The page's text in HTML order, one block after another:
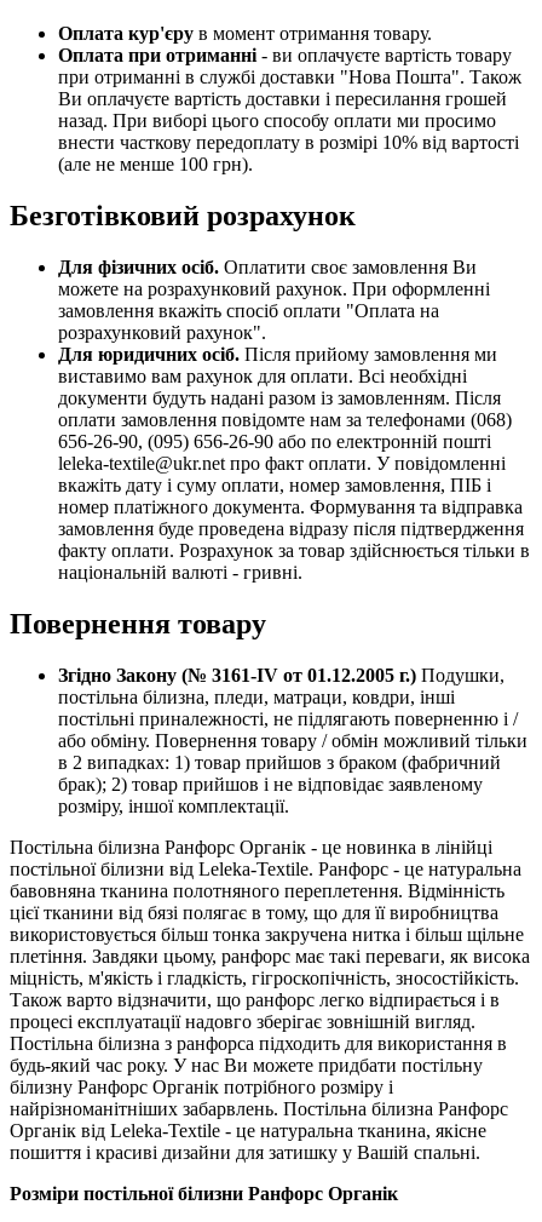
Оплата кур'єру в момент отримання товару.
Оплата при отриманні - ви оплачуєте вартість товару
при отриманні в службі доставки "Нова Пошта". Також
Ви оплачуєте вартість доставки і пересилання грошей
назад. При виборі цього способу оплати ми просимо
внести часткову передоплату в розмірі 10% від вартості
(але не менше 100 грн).
Безготівковий розрахунок
Для фізичних осіб. Оплатити своє замовлення Ви
можете на розрахунковий рахунок. При оформленні
замовлення вкажіть спосіб оплати "Оплата на
розрахунковий рахунок".
Для юридичних осіб. Після прийому замовлення ми
виставимо вам рахунок для оплати. Всі необхідні
документи будуть надані разом із замовленням. Після
оплати замовлення повідомте нам за телефонами (068)
656-26-90, (095) 656-26-90 або по електронній пошті
leleka-textile@ukr.net про факт оплати. У повідомленні
вкажіть дату і суму оплати, номер замовлення, ПІБ і
номер платіжного документа. Формування та відправка
замовлення буде проведена відразу після підтвердження
факту оплати. Розрахунок за товар здійснюється тільки в
національній валюті - гривні.
Повернення товару
Згідно Закону (№ 3161-IV от 01.12.2005 г.) Подушки,
постільна білизна, пледи, матраци, ковдри, інші
постільні приналежності, не підлягають поверненню і /
або обміну. Повернення товару / обмін можливий тільки
в 2 випадках: 1) товар прийшов з браком (фабричний
брак); 2) товар прийшов і не відповідає заявленому
розміру, іншої комплектації.
Постільна білизна Ранфорс Органік - це новинка в лінійці
постільної білизни від Leleka-Textile. Ранфорс - це натуральна
бавовняна тканина полотняного переплетення. Відмінність
цієї тканини від бязі полягає в тому, що для її виробництва
використовується більш тонка закручена нитка і більш щільне
плетіння. Завдяки цьому, ранфорс має такі переваги, як висока
міцність, м'якість і гладкість, гігроскопічність, зносостійкість.
Також варто відзначити, що ранфорс легко відпирається і в
процесі експлуатації надовго зберігає зовнішній вигляд.
Постільна білизна з ранфорса підходить для використання в
будь-який час року. У нас Ви можете придбати постільну
білизну Ранфорс Органік потрібного розміру і
найрізноманітніших забарвлень. Постільна білизна Ранфорс
Органік від Leleka-Textile - це натуральна тканина, якісне
пошиття і красиві дизайни для затишку у Вашій спальні.
Розміри постільної білизни Ранфорс Органік